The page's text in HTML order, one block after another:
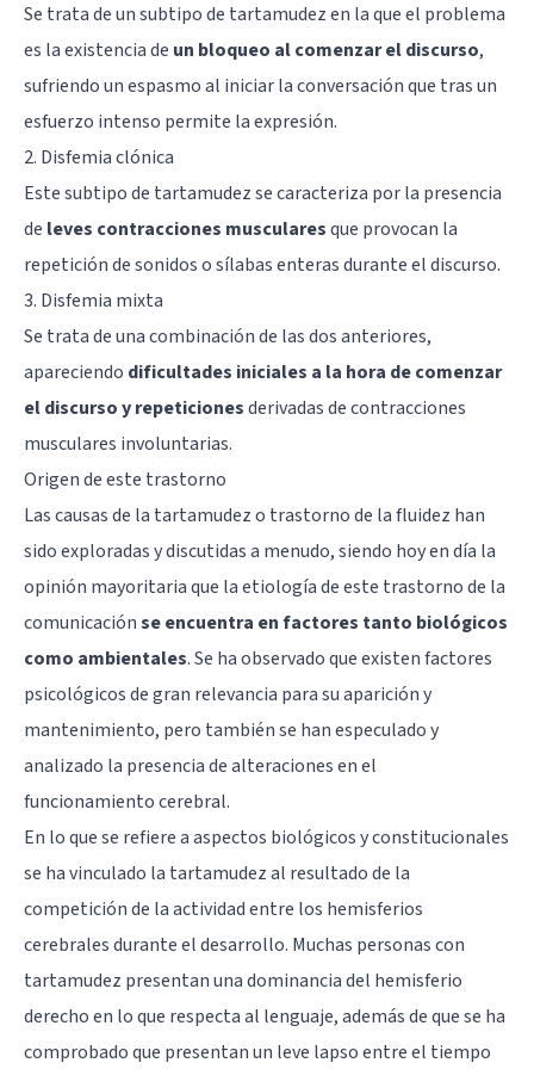
Se trata de un subtipo de tartamudez en la que el problema
es la existencia de un bloqueo al comenzar el discurso,
sufriendo un espasmo al iniciar la conversación que tras un
esfuerzo intenso permite la expresión.
2. Disfemia clónica
Este subtipo de tartamudez se caracteriza por la presencia
de leves contracciones muscularesque provocan la
repetición de sonidos o sílabas enteras durante el discurso.
3. Disfemia mixta
Se trata de una combinación de las dos anteriores,
apareciendo dificultades iniciales a la hora de comenzar
el discurso y repeticionesderivadas de contracciones
musculares involuntarias.
Origen de este trastorno
Las causas de la tartamudez o trastorno de la fluidez han
sido exploradas y discutidas a menudo, siendo hoy en día la
opinión mayoritaria que la etiología de este trastorno de la
comunicaciónse encuentra en factores tanto biológicos
como ambientales. Se ha observado que existen factores
psicológicos de gran relevancia para su aparición y
mantenimiento, pero también se han especulado y
analizado la presencia de alteraciones en el
funcionamiento cerebral.
En lo que se refiere a aspectos biológicos y constitucionales
se ha vinculado la tartamudez al resultado de la
competición de la actividad entre los hemisferios
cerebralesdurante el desarrollo. Muchas personas con
tartamudez presentan una dominancia del hemisferio
derecho en lo que respecta al lenguaje, además de que se ha
comprobado que presentan un leve lapso entre el tiempo